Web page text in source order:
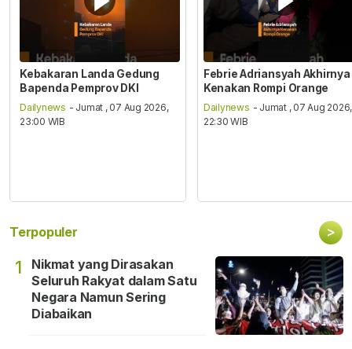
Kebakaran Landa Gedung
Bapenda Pemprov DKI
Dailynews - Jumat , 07 Aug 2026,
23:00 WIB
Febrie Adriansyah Akhirnya
Kenakan Rompi Orange
Dailynews - Jumat , 07 Aug 2026,
22:30 WIB
Terpopuler >
1
Nikmat yang Dirasakan
Seluruh Rakyat dalam Satu
Negara Namun Sering
Diabaikan